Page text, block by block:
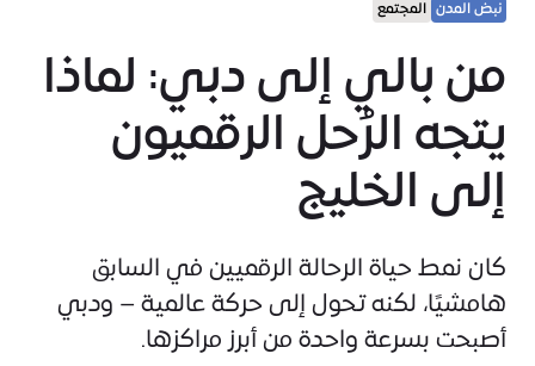
نبض المدن المجتمع
من بالي إلى دبي: لماذا
يتجه الرُحل الرقميون
إلى الخليج
كان نمط حياة الرحالة الرقميين في السابق
هامشيًا، لكنه تحول إلى حركة عالمية – ودبي
أصبحت بسرعة واحدة من أبرز مراكزها.